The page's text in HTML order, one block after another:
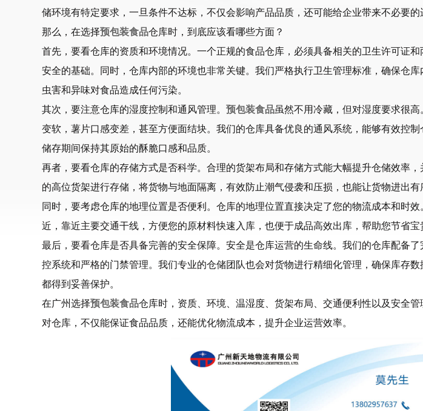
储环境有特定要求，一旦条件不达标，不仅会影响产品品质，还可能给企业带来不必要的
那么，在选择预包装食品仓库时，到底应该看哪些方面？
首先，要看仓库的资质和环境情况。一个正规的食品仓库，必须具备相关的卫生许可证
安全的基础。同时，仓库内部的环境也非常关键。我们严格执行卫生管理标准，确保仓库
虫害和异味对食品造成任何污染。
其次，要注意仓库的湿度控制和通风管理。 预包装食品虽然不用冷藏，但对湿度要求很
变软，薯片口感变差，甚至方便面结块。我们的仓库具备优良的通风系统，能够有效控
储存期间保持其原始的酥脆口感和品质。
再者，要看仓库的存储方式是否科学。合理的货架布局和存储方式能大幅提升仓储效率
的高位货架进行存储，将货物与地面隔离，有效防止潮气侵袭和压损，也能让货物进出有
同时，要考虑仓库的地理位置是否便利。仓库的地理位置直接决定了您的物流成本和时
近，靠近主要交通干线，方便您的原材料快速入库，也便于成品高效出库，帮助您节省宝
最后，要看仓库是否具备完善的安全保障。安全是仓库运营的生命线。我们的仓库配备
控系统和严格的门禁管理。我们专业的仓储团队也会对货物进行精细化管理，确保库存
都得到妥善保护。
在广州选择预包装食品仓库时，资质、环境、温湿度、货架布局、交通便利性以及安全
对仓库，不仅能保证食品品质，还能优化物流成本，提升企业运营效率。